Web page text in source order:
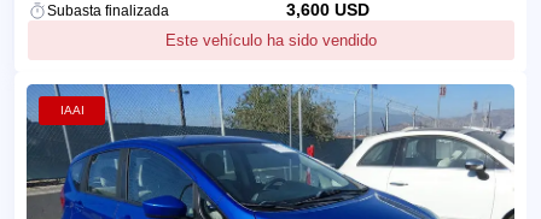
Subasta finalizada
Este vehículo ha sido vendido
3,600 USD
IAAI